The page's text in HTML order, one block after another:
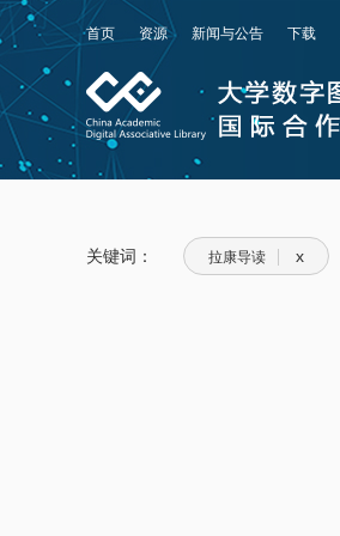
首页 资源 新闻与公告 下载
关键词： 拉康导读 x